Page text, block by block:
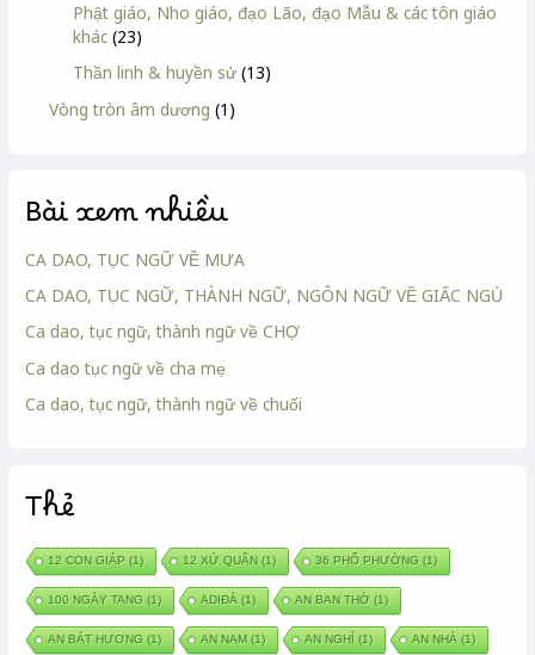
Phật giáo, Nho giáo, đạo Lão, đạo Mẫu & các tôn giáo
khác (23)
Thần linh & huyền sử (13)
Vòng tròn âm dương (1)
Bài xem nhiều
CA DAO, TỤC NGỮ VỀ MƯA
CA DAO, TỤC NGỮ, THÀNH NGỮ, NGÔN NGỮ VỀ GIẤC NGỦ
Ca dao, tục ngữ, thành ngữ về CHỢ
Ca dao tục ngữ về cha mẹ
Ca dao, tục ngữ, thành ngữ về chuối
Thẻ
12 CON GIÁP (1) 12 XỨ QUÂN (1) 36 PHỐ PHƯỜNG (1)
100 NGÀY TANG (1) ADIĐÀ (1) AN BAN THỜ(1)
AN BÁT HƯƠNG (1) AN NAM(1) AN NGHỈ (1) AN NHÀ (1)